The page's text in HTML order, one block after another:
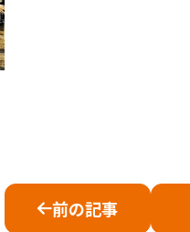
前の記事